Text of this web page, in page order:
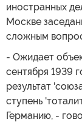
иностранных
Москве
сложным
- Ожидает
сентября 1939
результат
ступень
Германию, -